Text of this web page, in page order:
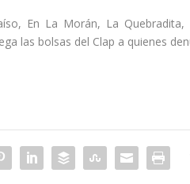
En La Morán, La
las bolsas del Clap a quienes